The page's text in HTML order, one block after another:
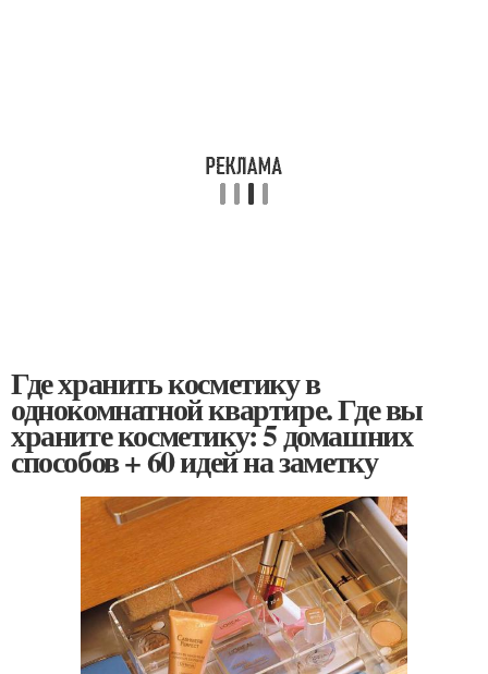
Где хранить косметику в
однокомнатной квартире. Где вы
храните косметику: 5 домашних
способов + 60 идей на заметку